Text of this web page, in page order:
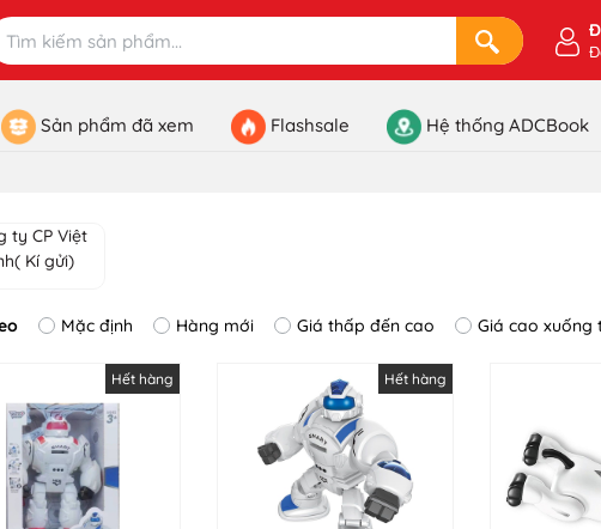
Sản phẩm đã xem Flashsale Hệ thống ADCBook
Mặc định Hàng mới Giá thấp đến cao Giá cao xuống
Hết hàng Hết hàng